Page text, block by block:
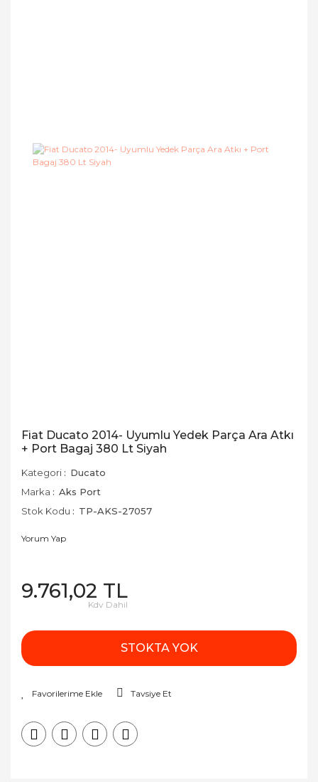
Fiat Ducato 2014- Uyumlu Yedek Parça Ara Atkı
+ Port Bagaj 380 Lt Siyah
Kategori
Ducato
Marka
Aks Port
Stok Kodu
TP-AKS-27057
Yorum Yap
9.761,02 TL
Kdv Dahil
STOKTA YOK
Tavsiye Et